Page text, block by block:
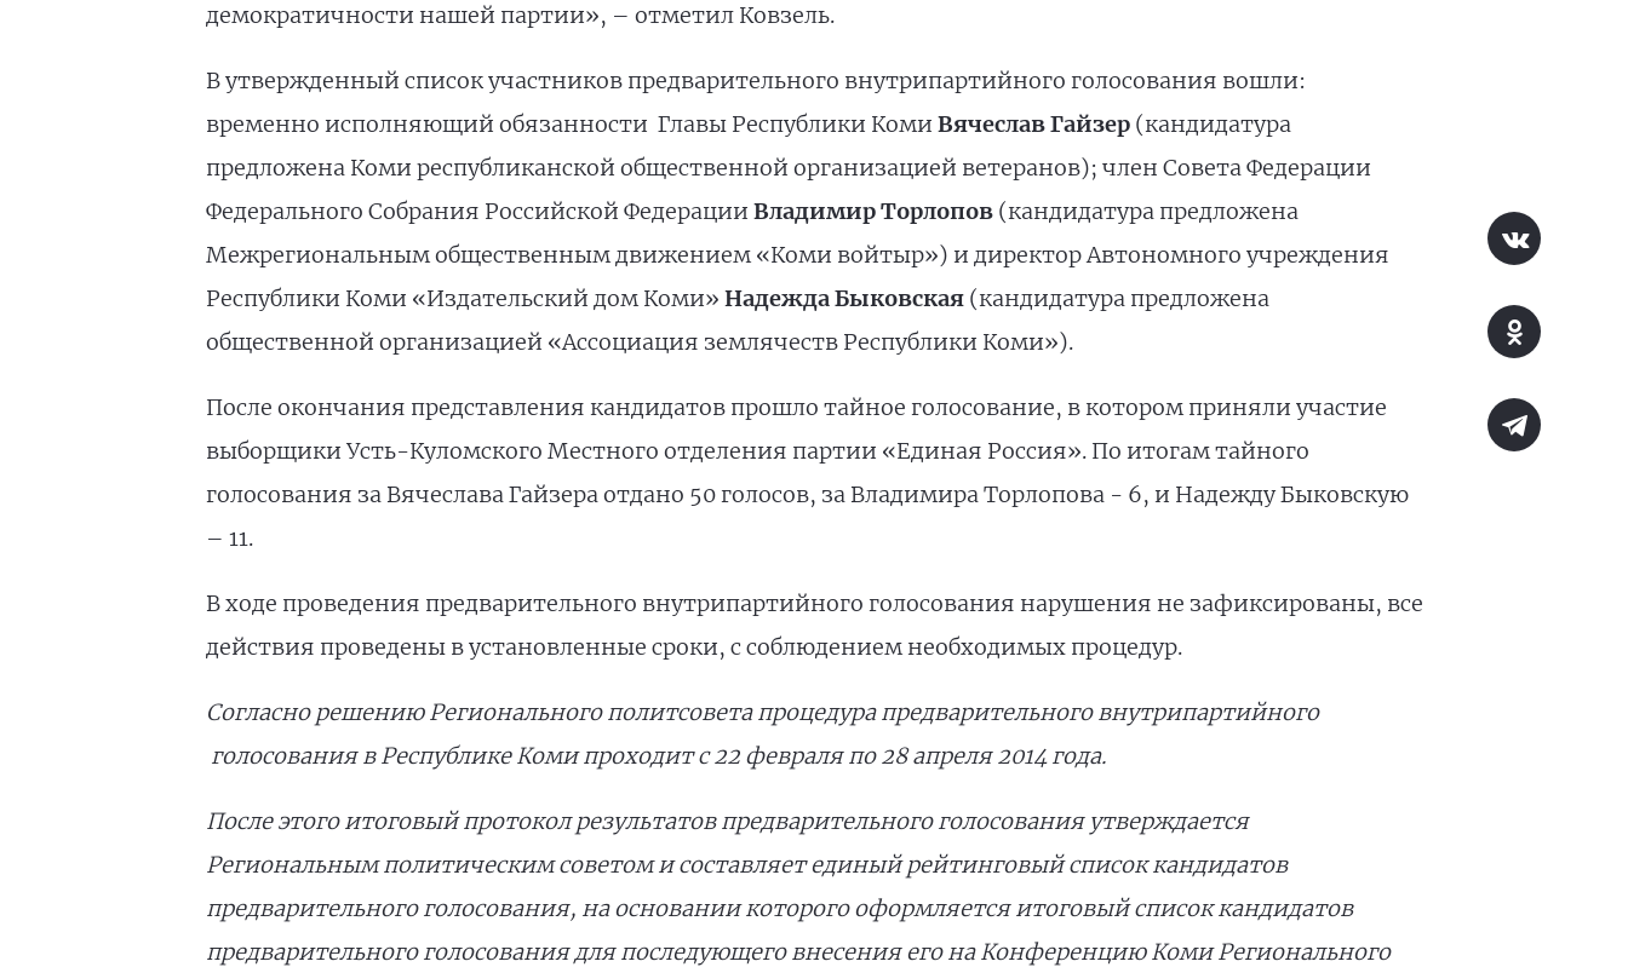
демократичности нашей партии», – отметил Ковзель.
В утвержденный список участников предварительного внутрипартийного голосования вошли:
временно исполняющий обязанности Главы Республики Коми Вячеслав Гайзер (кандидатура
предложена Коми республиканской общественной организацией ветеранов); член Совета Федерации
Федерального Собрания Российской Федерации Владимир Торлопов (кандидатура предложена
Межрегиональным общественным движением «Коми войтыр») и директор Автономного учреждения
Республики Коми «Издательский дом Коми» Надежда Быковская (кандидатура предложена
общественной организацией «Ассоциация землячеств Республики Коми»).
После окончания представления кандидатов прошло тайное голосование, в котором приняли участие
выборщики Усть-Куломского Местного отделения партии «Единая Россия». По итогам тайного
голосования за Вячеслава Гайзера отдано 50 голосов, за Владимира Торлопова - 6, и Надежду Быковскую
– 11.
В ходе проведения предварительного внутрипартийного голосования нарушения не зафиксированы, все
действия проведены в установленные сроки, с соблюдением необходимых процедур.
Согласно решению Регионального политсовета процедура предварительного внутрипартийного
голосования в Республике Коми проходит с 22 февраля по 28 апреля 2014 года.
После этого итоговый протокол результатов предварительного голосования утверждается
Региональным политическим советом и составляет единый рейтинговый список кандидатов
предварительного голосования, на основании которого оформляется итоговый список кандидатов
предварительного голосования для последующего внесения его на Конференцию Коми Регионального